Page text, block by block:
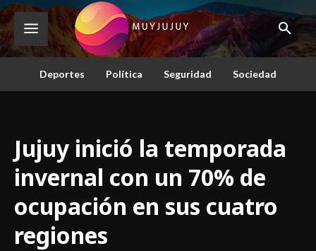
Deportes Política Seguridad Sociedad
Jujuy inició la temporada
invernal con un 70% de
ocupación en sus cuatro
regiones